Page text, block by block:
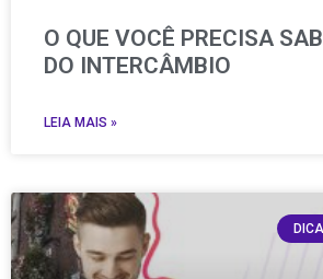
O QUE VOCÊ PRECISA
DO INTERCÂMBIO
LEIA MAIS »